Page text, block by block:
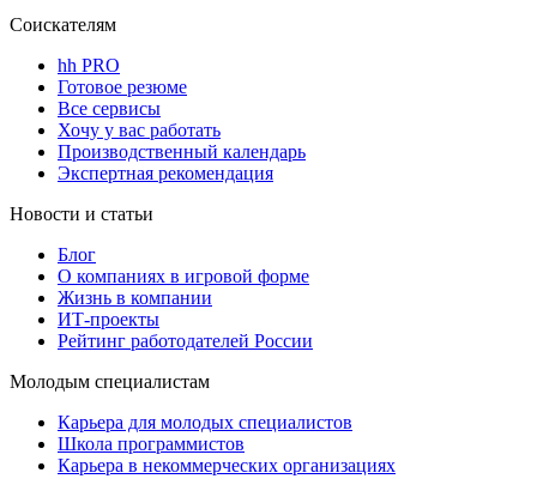
Соискателям
hh PRO
Готовое резюме
Все сервисы
Хочу у вас работать
Производственный календарь
Экспертная рекомендация
Новости и статьи
Блог
О компаниях в игровой форме
Жизнь в компании
ИТ-проекты
Рейтинг работодателей России
Молодым специалистам
Карьера для молодых специалистов
Школа программистов
Карьера в некоммерческих организациях